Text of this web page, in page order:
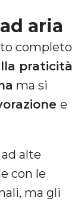
aria
completo
praticità
ma si
e
alte
con le
ma gli